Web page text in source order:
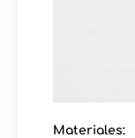
Materiales: